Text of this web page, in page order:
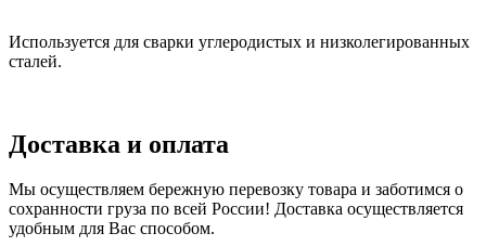
Используется для сварки углеродистых и низколегированных
сталей.
Доставка и оплата
Мы осуществляем бережную перевозку товара и заботимся о
сохранности груза по всей России! Доставка осуществляется
удобным для Вас способом.